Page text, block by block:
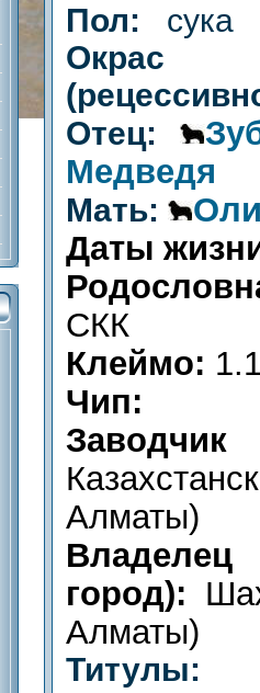
Пол: сука
Окрас
Отец:
Медведя
Мать:
Даты
СКК
Клеймо:
Чип:
Заводчик
Алматы)
город):
Алматы)
Титулы: